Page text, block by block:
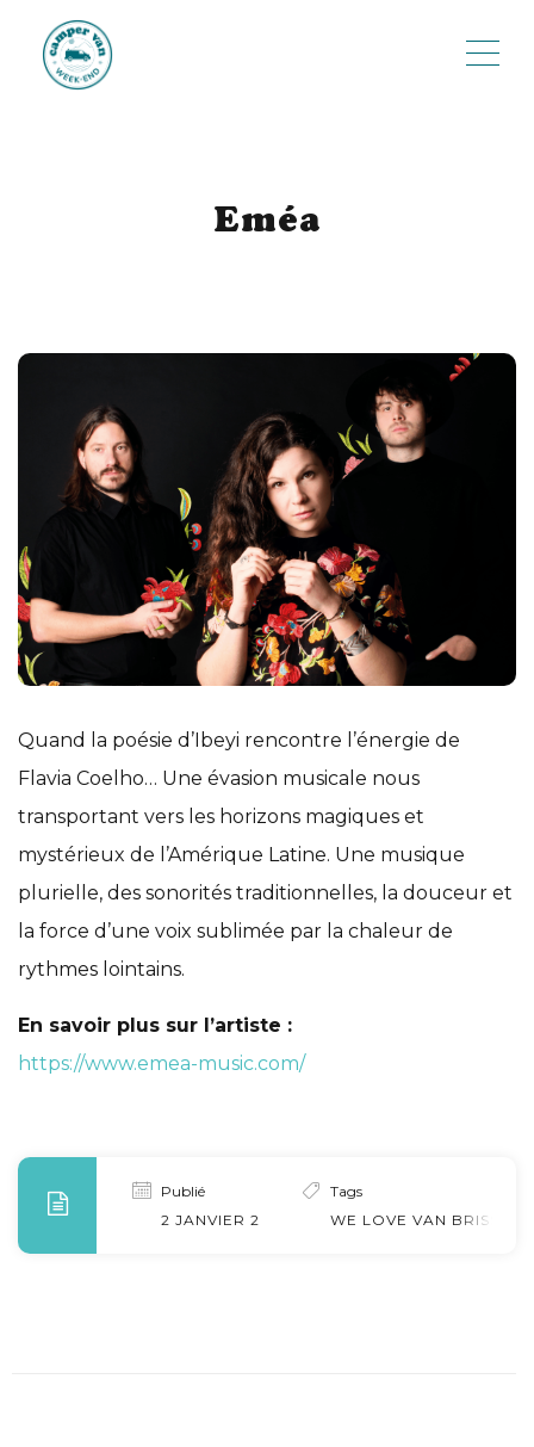
Eméa
Quand la poésie d’Ibeyi rencontre l’énergie de
Flavia Coelho… Une évasion musicale nous
transportant vers les horizons magiques et
mystérieux de l’Amérique Latine. Une musique
plurielle, des sonorités traditionnelles, la douceur et
la force d’une voix sublimée par la chaleur de
rythmes lointains.
En savoir plus sur l’artiste :
https://www.emea-music.com/
Publié
2 JANVIER 2023
Tags
WE LOVE VAN BRISSAC